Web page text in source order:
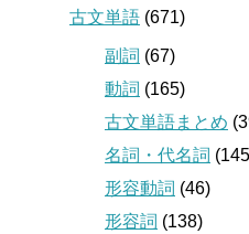
古文単語 (671)
副詞 (67)
動詞 (165)
古文単語まとめ
名詞・代名詞
形容動詞 (46)
形容詞 (138)